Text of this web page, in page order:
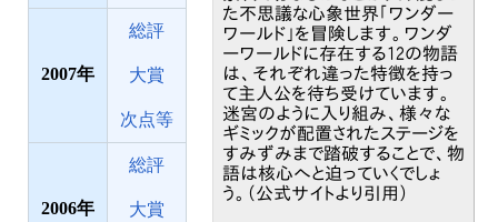
2007
総評
大賞
次点等
2006
総評
大賞
た不思議な心象世界「ワンダー
ワールド」を冒険します。ワンダ
ーワールドに存在する12の物語
は、それぞれ違った特徴を持っ
て主人公を待ち受けています。
迷宮のように入り組み、様々な
ギミックが配置されたステージを
すみずみまで踏破することで、物
語は核心へと迫っていくでしょ
う。（公式サイトより引用）